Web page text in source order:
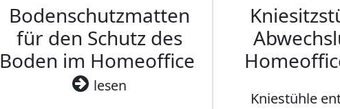
Bodenschutzmatten
für den Schutz des
Boden im Homeoffice
lesen
Kniestühle